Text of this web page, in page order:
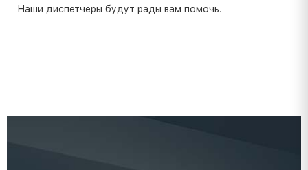
Наши диспетчеры будут рады вам помочь.